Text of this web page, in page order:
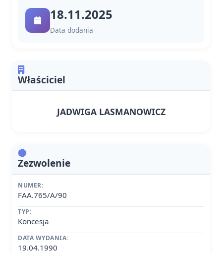
18.11.2025
Data dodania
Właściciel
JADWIGA LASMANOWICZ
Zezwolenie
NUMER:
FAA.765/A/90
TYP:
Koncesja
DATA WYDANIA:
19.04.1990